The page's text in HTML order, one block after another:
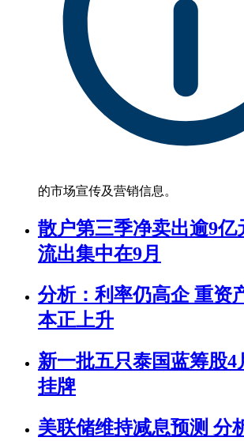
的市场宣传及营销信息。
散户第三季净卖出逾9亿
流出集中在9月
分析：利率仍高企 重资
本正上升
新一批五只泰国蓝筹股4
挂牌
美联储维持减息预测 分